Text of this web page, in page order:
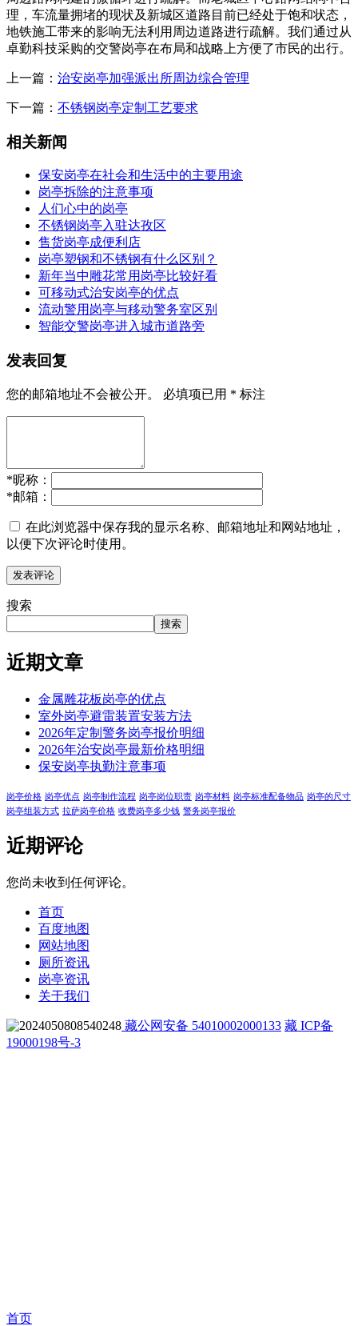
理，车流量拥堵的现状及新城区道路目前已经处于饱和状态，
地铁施工带来的影响无法利用周边道路进行疏解。我们通过从
卓勤科技采购的交警岗亭在布局和战略上方便了市民的出行。
上一篇： 治安岗亭加强派出所周边综合管理
下一篇： 不锈钢岗亭定制工艺要求
相关新闻
保安岗亭在社会和生活中的主要用途
岗亭拆除的注意事项
人们心中的岗亭
不锈钢岗亭入驻达孜区
售货岗亭成便利店
岗亭塑钢和不锈钢有什么区别？
新年当中雕花常用岗亭比较好看
可移动式治安岗亭的优点
流动警用岗亭与移动警务室区别
智能交警岗亭进入城市道路旁
发表回复
您的邮箱地址不会被公开。 必填项已用 * 标注
*昵称：
*邮箱：
在此浏览器中保存我的显示名称、邮箱地址和网站地址，
以便下次评论时使用。
搜索
搜索
近期文章
金属雕花板岗亭的优点
室外岗亭避雷装置安装方法
2026年定制警务岗亭报价明细
2026年治安岗亭最新价格明细
保安岗亭执勤注意事项
岗亭价格 岗亭优点 岗亭制作流程 岗亭岗位职责 岗亭材料 岗亭标准配备物品 岗亭的尺寸
岗亭组装方式 拉萨岗亭价格 收费岗亭多少钱 警务岗亭报价
近期评论
您尚未收到任何评论。
首页
百度地图
网站地图
厕所资讯
岗亭资讯
关于我们
藏公网安备 54010002000133 藏 ICP备
19000198号-3
首页